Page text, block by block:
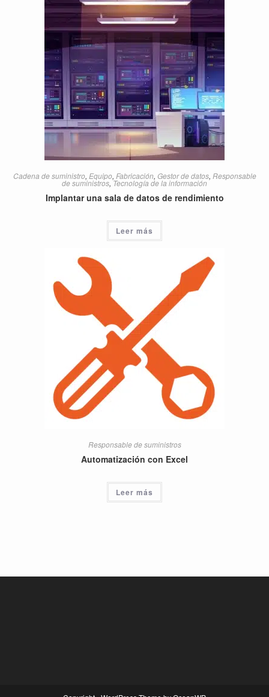
Cadena de suministro, Equipo, Fabricación, Gestor de datos, Responsable
de suministros,Tecnología de la información
Implantar una sala de datos de rendimiento
Leer más
Responsable de suministros
Automatización con Excel
Leer más